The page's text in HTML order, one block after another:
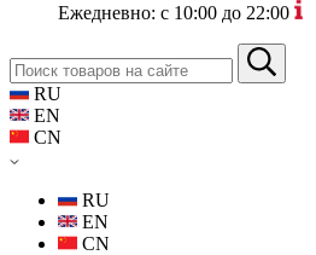
Ежедневно: с 10:00 до 22:00
RU
EN
CN
RU
EN
CN